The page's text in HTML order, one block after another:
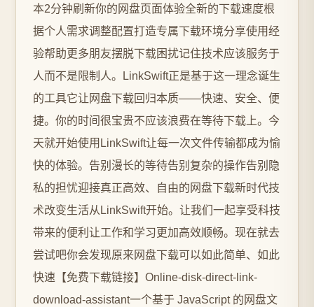
本2分钟刷新你的网盘页面体验全新的下载速度根
据个人需求调整配置打造专属下载环境分享使用经
验帮助更多朋友摆脱下载困扰记住技术应该服务于
人而不是限制人。LinkSwift正是基于这一理念诞生
的工具它让网盘下载回归本质——快速、安全、便
捷。你的时间很宝贵不应该浪费在等待下载上。今
天就开始使用LinkSwift让每一次文件传输都成为愉
快的体验。告别漫长的等待告别复杂的操作告别隐
私的担忧迎接真正高效、自由的网盘下载新时代技
术改变生活从LinkSwift开始。让我们一起享受科技
带来的便利让工作和学习更加高效顺畅。现在就去
尝试吧你会发现原来网盘下载可以如此简单、如此
快速【免费下载链接】Online-disk-direct-link-
download-assistant一个基于 JavaScript 的网盘文